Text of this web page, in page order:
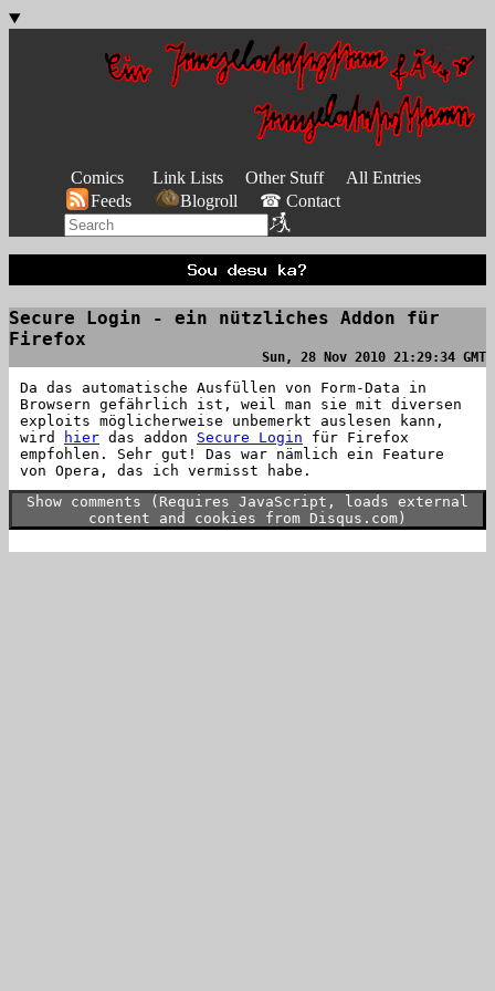
Comics Link Lists Other Stuff
All Entries
Feeds
Blogroll ☎ Contact
Secure Login - ein nützliches Addon für
Firefox
Sun, 28 Nov 2010 21:29:34 GMT
Da das automatische Ausfüllen von Form-Data in
Browsern gefährlich ist, weil man sie mit diversen
exploits möglicherweise unbemerkt auslesen kann,
wird
hier das addon Secure Login für Firefox
empfohlen. Sehr gut! Das war nämlich ein Feature
von Opera, das ich vermisst habe.
Show comments (Requires JavaScript, loads external
content and cookies from Disqus.com)